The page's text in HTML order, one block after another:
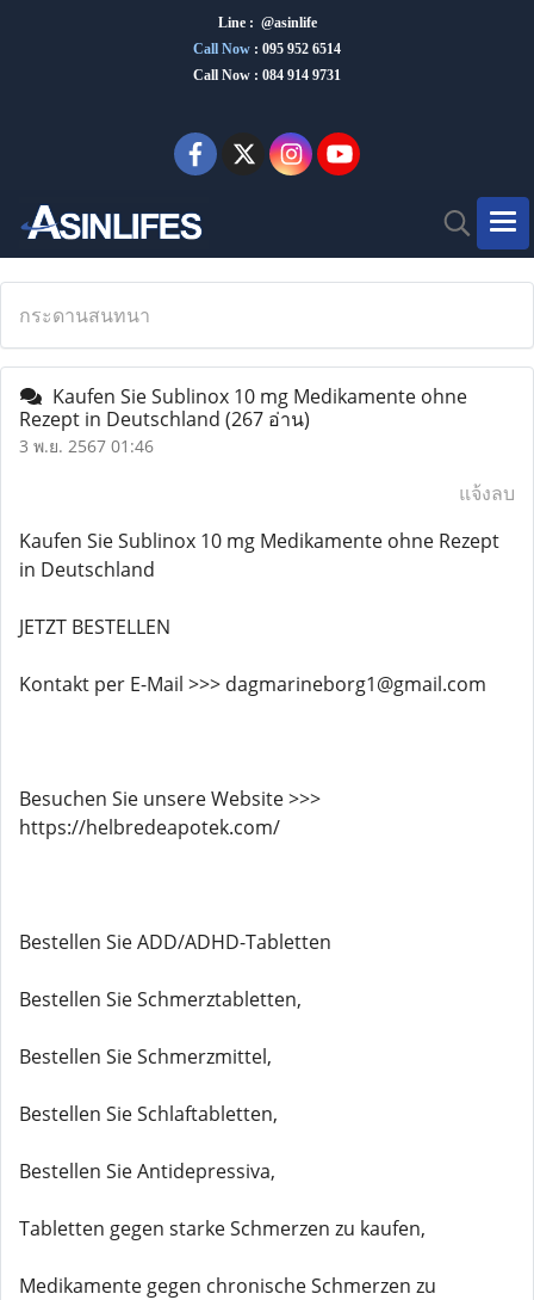
Line : @asinlife
Call Now : 095 952 6514
Call Now : 084 914 9731
กระดานสนทนา
Kaufen Sie Sublinox 10 mg Medikamente ohne
Rezept in Deutschland (267 อ่าน)
3 พ.ย. 2567 01:46
แจ้งลบ
Kaufen Sie Sublinox 10 mg Medikamente ohne Rezept
in Deutschland
JETZT BESTELLEN
Kontakt per E-Mail >>> dagmarineborg1@gmail.com
Besuchen Sie unsere Website >>>
https://helbredeapotek.com/
Bestellen Sie ADD/ADHD-Tabletten
Bestellen Sie Schmerztabletten,
Bestellen Sie Schmerzmittel,
Bestellen Sie Schlaftabletten,
Bestellen Sie Antidepressiva,
Tabletten gegen starke Schmerzen zu kaufen,
Medikamente gegen chronische Schmerzen zu